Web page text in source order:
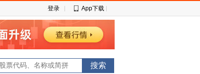
登录 App下载